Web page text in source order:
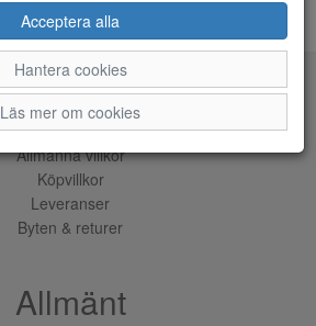
ÅNGRA KÖP
Acceptera alla
Hantera cookies
Läs mer om cookies
Tjänster
Allmänna villkor
Köpvillkor
Leveranser
Byten & returer
Allmänt